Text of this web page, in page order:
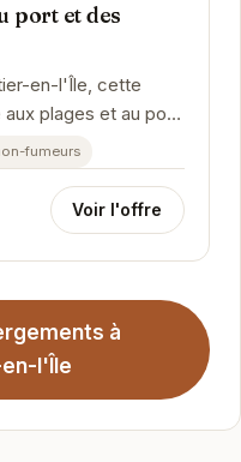
port et des
en-l'Île, cette
plages et au port.
8 personnes,...
fumeurs
Voir l'offre
à
l'Île